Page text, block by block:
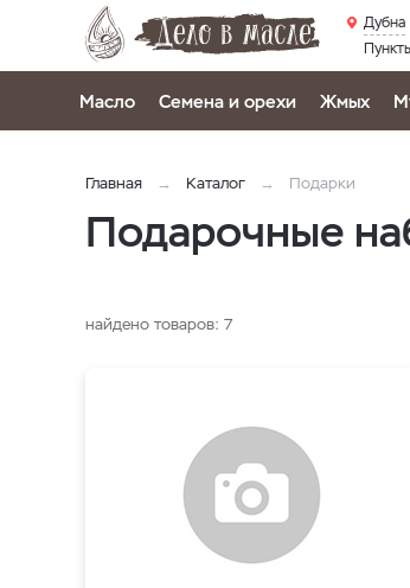
Дубна
Масло Семена и орехи Жмых
Главная Каталог Подарки
Подарочные
найдено товаров: 7